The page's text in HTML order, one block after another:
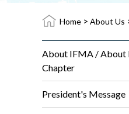
Home > About Us
About IFMA / About
Chapter
President's Message